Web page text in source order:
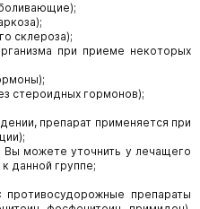
склероза);
при приеме некоторых
стероидных гормонов);
препарат применяется при
Вы можете уточнить у лечащего
данной группе;
противосудорожные препараты